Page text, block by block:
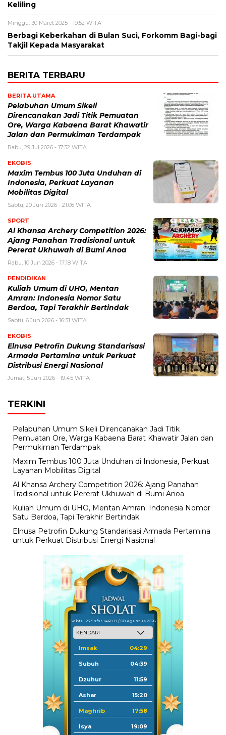
Keliling
Minggu, 30 Maret 2025 - 19:52 WITA
Berbagi Keberkahan di Bulan Suci, Forkomm Bagi-bagi
Takjil Kepada Masyarakat
BERITA TERBARU
BERITA UTAMA
Pelabuhan Umum Sikeli
Direncanakan Jadi Titik Pemuatan
Ore, Warga Kabaena Barat Khawatir
Jalan dan Permukiman Terdampak
Rabu, 29 Jul 2026 - 17:32 WITA
EKOBIS
Maxim Tembus 100 Juta Unduhan di
Indonesia, Perkuat Layanan
Mobilitas Digital
Sabtu, 20 Jun 2026 - 21:06 WITA
SPORT
Al Khansa Archery Competition 2026:
Ajang Panahan Tradisional untuk
Pererat Ukhuwah di Bumi Anoa
Rabu, 10 Jun 2026 - 17:18 WITA
PENDIDIKAN
Kuliah Umum di UHO, Mentan
Amran: Indonesia Nomor Satu
Berdoa, Tapi Terakhir Bertindak
Sabtu, 6 Jun 2026 - 16:31 WITA
EKOBIS
Elnusa Petrofin Dukung Standarisasi
Armada Pertamina untuk Perkuat
Distribusi Energi Nasional
Jumat, 5 Jun 2026 - 19:45 WITA
TERKINI
Pelabuhan Umum Sikeli Direncanakan Jadi Titik
Pemuatan Ore, Warga Kabaena Barat Khawatir Jalan dan
Permukiman Terdampak
Maxim Tembus 100 Juta Unduhan di Indonesia, Perkuat
Layanan Mobilitas Digital
Al Khansa Archery Competition 2026: Ajang Panahan
Tradisional untuk Pererat Ukhuwah di Bumi Anoa
Kuliah Umum di UHO, Mentan Amran: Indonesia Nomor
Satu Berdoa, Tapi Terakhir Bertindak
Elnusa Petrofin Dukung Standarisasi Armada Pertamina
untuk Perkuat Distribusi Energi Nasional
Sabtu, 23 Safar 1448 H / 08 Agustus 2026
Imsak 04:29
Subuh 04:39
Dzuhur 11:59
Ashar 15:20
Maghrib 17:58
Isya 19:09